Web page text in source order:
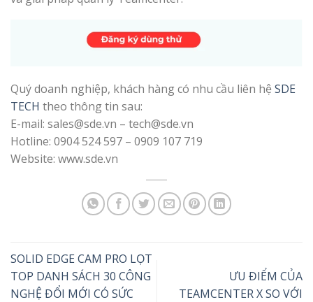
Quý doanh nghiệp, khách hàng có nhu cầu liên hệ SDE
TECH theo thông tin sau:
E-mail: sales@sde.vn – tech@sde.vn
Hotline: 0904 524 597 – 0909 107 719
Website: www.sde.vn
SOLID EDGE CAM PRO LỌT
TOP DANH SÁCH 30 CÔNG
NGHỆ ĐỔI MỚI CÓ SỨC
ƯU ĐIỂM CỦA
TEAMCENTER X SO VỚI